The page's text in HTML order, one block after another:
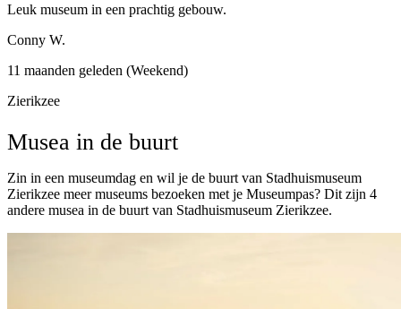
Leuk museum in een prachtig gebouw.
Conny W.
11 maanden geleden (Weekend)
Zierikzee
Musea in de buurt
Zin in een museumdag en wil je de buurt van Stadhuismuseum
Zierikzee meer museums bezoeken met je Museumpas? Dit zijn 4
andere musea in de buurt van Stadhuismuseum Zierikzee.